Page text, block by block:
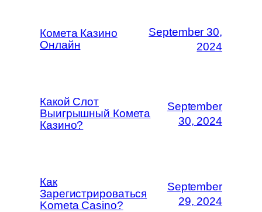
Комета Казино
Онлайн
September 30,
2024
Какой Слот
Выигрышный Комета
Казино?
September
30, 2024
Как
Зарегистрироваться
Kometa Casino?
September
29, 2024